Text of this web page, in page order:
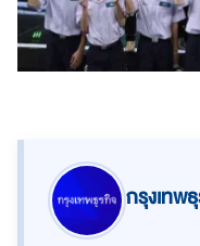
กรุงเทพ